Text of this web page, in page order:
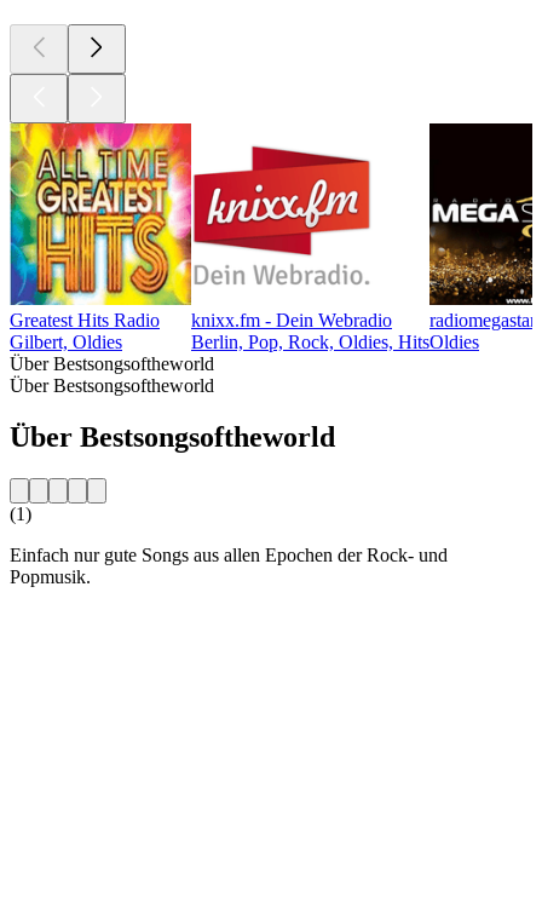
Greatest Hits Radio
Gilbert, Oldies
knixx.fm - Dein Webradio
Berlin, Pop, Rock, Oldies, Hits
radiomegastar
Oldies
Über Bestsongsoftheworld
Über Bestsongsoftheworld
Über Bestsongsoftheworld
(1)
Einfach nur gute Songs aus allen Epochen der Rock- und
Popmusik.